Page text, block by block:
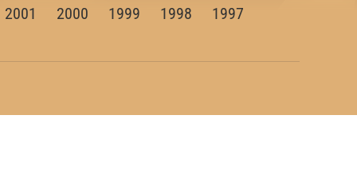
2001 2000 1999 1998
1997